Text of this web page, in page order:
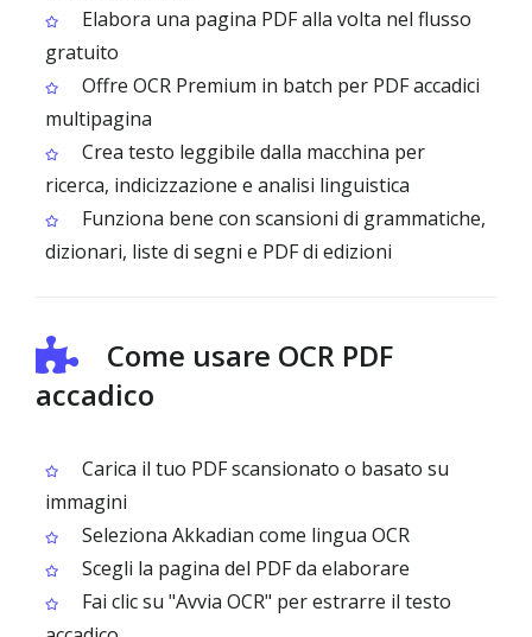
Elabora una pagina PDF alla volta nel flusso
gratuito
Offre OCR Premium in batch per PDF accadici
multipagina
Crea testo leggibile dalla macchina per
ricerca, indicizzazione e analisi linguistica
Funziona bene con scansioni di grammatiche,
dizionari, liste di segni e PDF di edizioni
Come usare OCR PDF
accadico
Carica il tuo PDF scansionato o basato su
immagini
Seleziona Akkadian come lingua OCR
Scegli la pagina del PDF da elaborare
Fai clic su "Avvia OCR" per estrarre il testo